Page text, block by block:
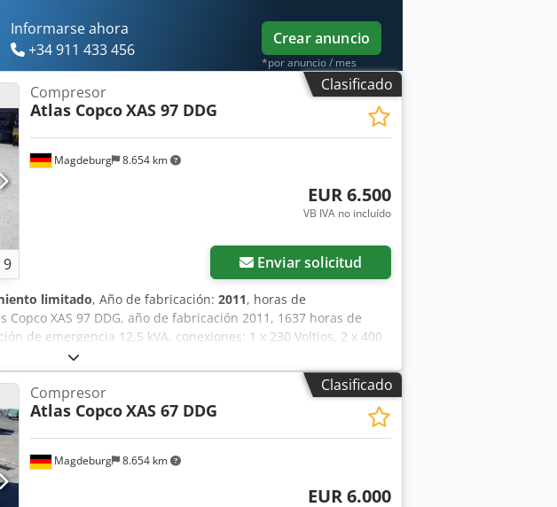
Informarse ahora
+34 911 433 456
Crear anuncio
*por anuncio / mes
Clasificado
9
Magdeburg 8.654 km
Compresor
Atlas CopcoXAS 97 DDG
EUR 6.500
VB IVA no incluído
Enviar solicitud
limitado, Año de fabricación: 2011, horas de
Copco XAS 97 DDG, año de fabricación 2011, 1637 horas de
de emergencia 12,5 kVA, conexiones: 1 x 230 Voltios, 2 x 400
ABE y homologación disponibles, un eje de torsión doblado,
la rejilla del ventilador. Dcsdpfxszbiico Abiok
Clasificado
Magdeburg 8.654 km
Compresor
Atlas CopcoXAS 67 DDG
EUR 6.000